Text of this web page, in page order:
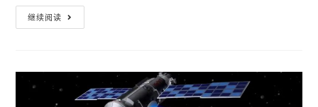
继续阅读